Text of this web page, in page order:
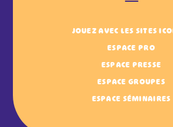
JOUEZ AVEC LES SITES
ESPACE PRO
ESPACE PRESSE
ESPACE GROUPES
ESPACE SÉMINAIRES